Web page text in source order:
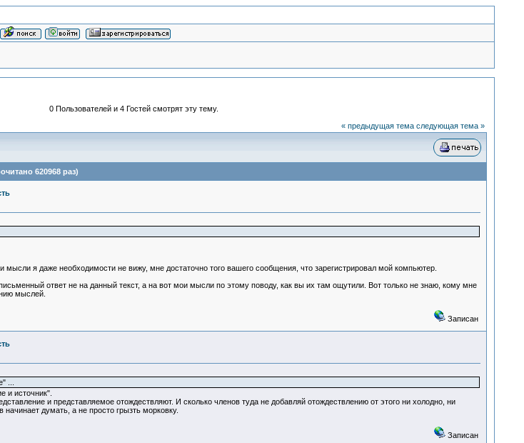
0 Пользователей и 4 Гостей смотрят эту тему.
« предыдущая тема следующая тема »
620968 раз)
я даже необходимости не вижу, мне достаточно того вашего сообщения, что зарегистрировал мой компьютер.
ответ не на данный текст, а на вот мои мысли по этому поводу, как вы их там ощутили. Вот только не знаю, кому мне
мыслей.
Записан
...
и источник".
и представляемое отождествляют. И сколько членов туда не добавляй отождествлению от этого ни холодно, ни
начинает думать, а не просто грызть морковку.
Записан